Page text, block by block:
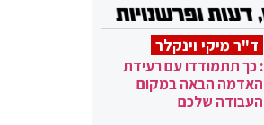
ד"ר מיקי וינקלר
: כך תתמודדו עם רעידת
האדמה הבאה במקום
העבודה שלכם